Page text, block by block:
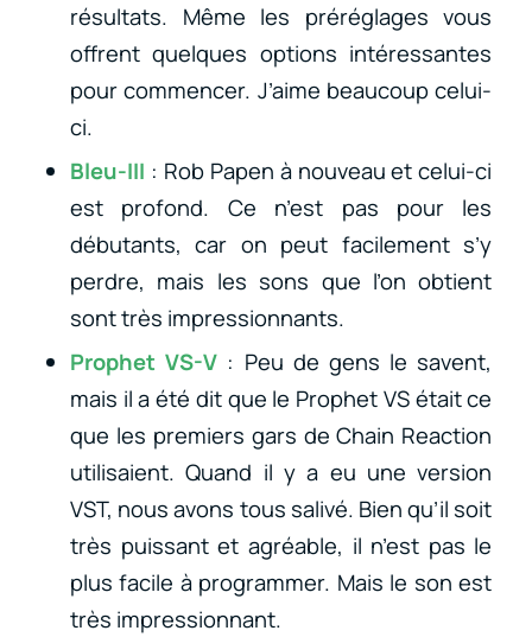
résultats. Même les préréglages vous
offrent quelques options intéressantes
pour commencer. J’aime beaucoup celui-
ci.
Bleu-III : Rob Papen à nouveau et celui-ci
est profond. Ce n’est pas pour les
débutants, car on peut facilement s’y
perdre, mais les sons que l’on obtient
sont très impressionnants.
Prophet VS-V : Peu de gens le savent,
mais il a été dit que le Prophet VS était ce
que les premiers gars de Chain Reaction
utilisaient. Quand il y a eu une version
VST, nous avons tous salivé. Bien qu’il soit
très puissant et agréable, il n’est pas le
plus facile à programmer. Mais le son est
très impressionnant.